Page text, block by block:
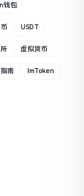
钱包
USDT
虚拟货币
南 ImToken